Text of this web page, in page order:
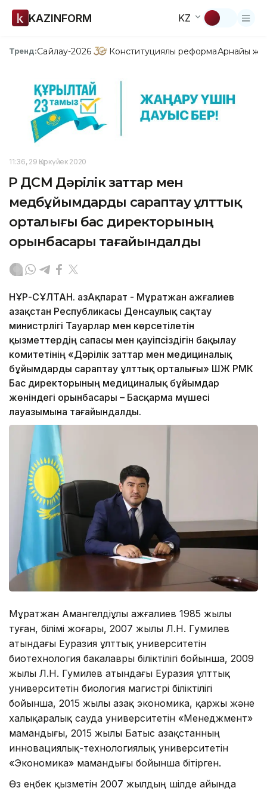
KAZINFORM KZ
Тренд:Сайлау-2026 Конституциялық реформаАрнайы
11:36, 29 Қыркүйек 2020
ҚР ДСМ Дәрілік заттар мен
медбұйымдарды сараптау ұлттық
орталығы бас директорының
орынбасары тағайындалды
НҰР-СҰЛТАН. ҚазАқпарат - Мұратжан Қажғалиев
Қазақстан Республикасы Денсаулық сақтау
министрлігі Тауарлар мен көрсетілетін
қызметтердің сапасы мен қауіпсіздігін бақылау
комитетінің «Дәрілік заттар мен медициналық
бұйымдарды сараптау ұлттық орталығы» ШЖҚ РМК
Бас директорының медициналық бұйымдар
жөніндегі орынбасары – Басқарма мүшесі
лауазымына тағайындалды.
Мұратжан Амангелдіұлы Қажғалиев 1985 жылы
туған, білімі жоғары, 2007 жылы Л.Н. Гумилев
атындағы Еуразия ұлттық университетін
биотехнология бакалавры біліктілігі бойынша, 2009
жылы Л.Н. Гумилев атындағы Еуразия ұлттық
университетін биология магистрі біліктілігі
бойынша, 2015 жылы Қазақ экономика, қаржы және
халықаралық сауда университетін «Менеджмент»
мамандығы, 2015 жылы Батыс Қазақстанның
инновациялық-технологиялық университетін
«Экономика» мамандығы бойынша бітірген.
Өз еңбек қызметін 2007 жылдың шілде айында